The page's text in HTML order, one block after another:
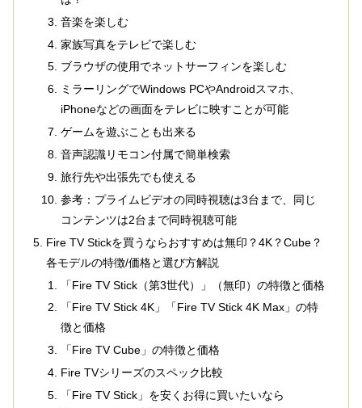
音楽を楽しむ
家族写真をテレビで楽しむ
ブラウザの使用でネットサーフィンを楽しむ
ミラーリングでWindows PCやAndroidスマホ、
iPhoneなどの画面をテレビに映すことが可能
ゲームを遊ぶことも出来る
音声認識リモコン付属で簡単検索
旅行先や出張先でも使える
参考：プライムビデオの同時視聴は3台まで、同じ
コンテンツは2台まで同時視聴可能
Fire TV Stickを買うならおすすめは無印？4K？Cube？
各モデルの特徴/価格と選び方解説
「Fire TV Stick（第3世代）」（無印）の特徴と価格
「Fire TV Stick 4K」「Fire TV Stick 4K Max」の特
徴と価格
「Fire TV Cube」の特徴と価格
Fire TVシリーズのスペック比較
「Fire TV Stick」を安くお得に買いたいなら